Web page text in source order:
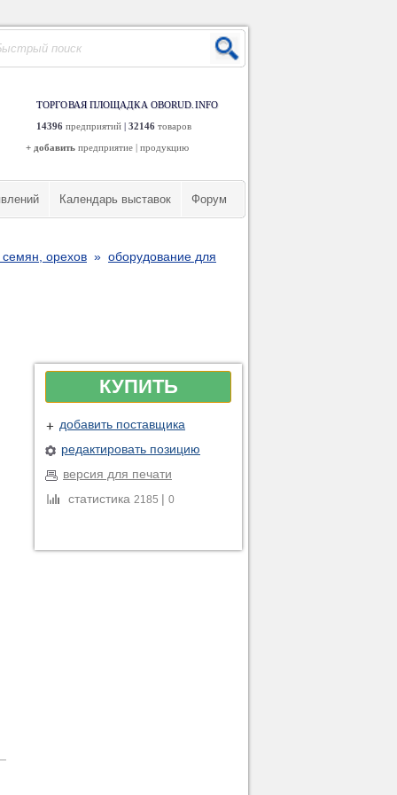
ТОРГОВАЯ ПЛОЩАДКА OBORUD.INFO
14396 предприятий | 32146 товаров
+ добавить предприятие | продукцию
Календарь выставок Форум
орехов » оборудование для
КУПИТЬ
добавить поставщика
редактировать позицию
версия для печати
статистика 2185 | 0